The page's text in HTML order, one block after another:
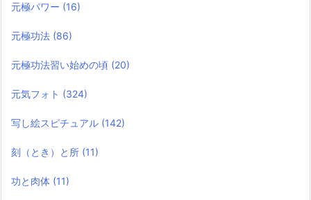
元極パワー (16)
元極功法 (86)
元極功法習い始めの頃 (20)
元気フォト (324)
写し絵スピチュアル (142)
刻（とき）と所 (11)
功と肉体 (11)